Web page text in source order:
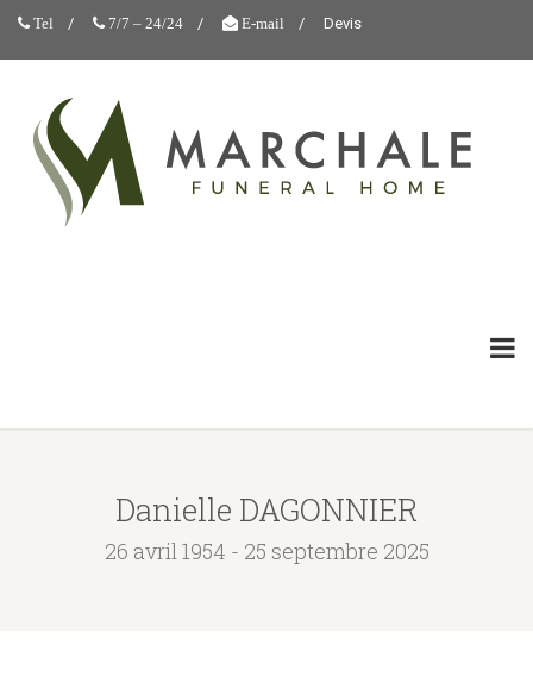
Tel 7/7 – 24/24 E-mail Devis
Danielle DAGONNIER
26 avril 1954 - 25 septembre 2025